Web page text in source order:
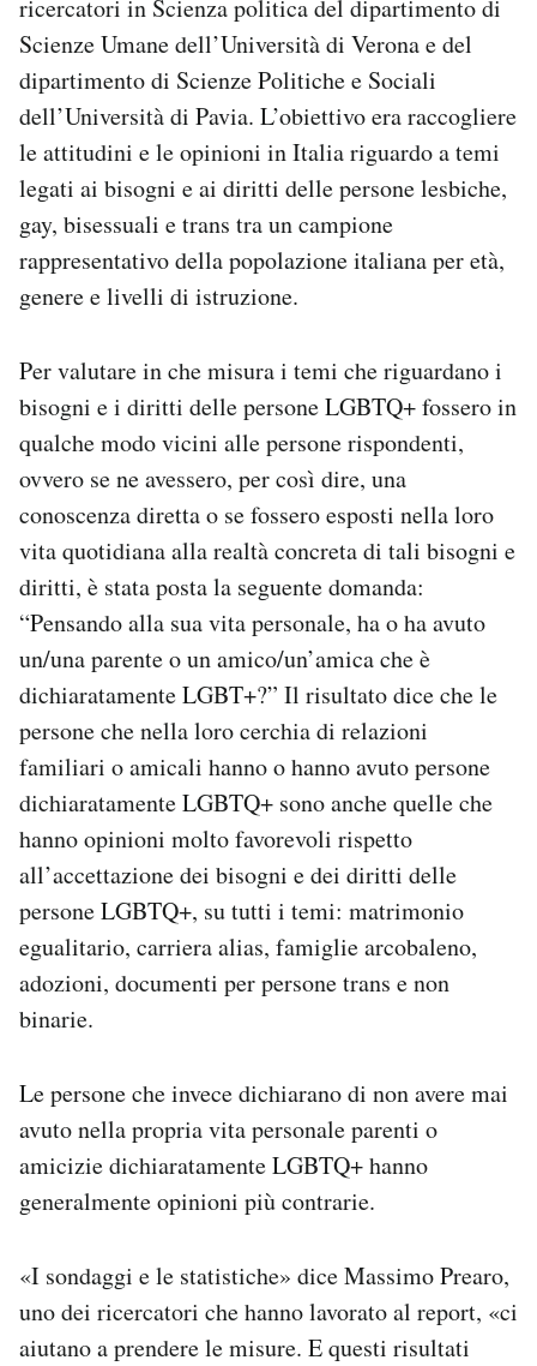
ricercatori in Scienza politica del dipartimento di
Scienze Umane dell’Università di Verona e del
dipartimento di Scienze Politiche e Sociali
dell’Università di Pavia. L’obiettivo era raccogliere
le attitudini e le opinioni in Italia riguardo a temi
legati ai bisogni e ai diritti delle persone lesbiche,
gay, bisessuali e trans tra un campione
rappresentativo della popolazione italiana per età,
genere e livelli di istruzione.
Per valutare in che misura i temi che riguardano i
bisogni e i diritti delle persone LGBTQ+ fossero in
qualche modo vicini alle persone rispondenti,
ovvero se ne avessero, per così dire, una
conoscenza diretta o se fossero esposti nella loro
vita quotidiana alla realtà concreta di tali bisogni e
diritti, è stata posta la seguente domanda:
“Pensando alla sua vita personale, ha o ha avuto
un/una parente o un amico/un’amica che è
dichiaratamente LGBT+?” Il risultato dice che le
persone che nella loro cerchia di relazioni
familiari o amicali hanno o hanno avuto persone
dichiaratamente LGBTQ+ sono anche quelle che
hanno opinioni molto favorevoli rispetto
all’accettazione dei bisogni e dei diritti delle
persone LGBTQ+, su tutti i temi: matrimonio
egualitario, carriera alias, famiglie arcobaleno,
adozioni, documenti per persone trans e non
binarie.
Le persone che invece dichiarano di non avere mai
avuto nella propria vita personale parenti o
amicizie dichiaratamente LGBTQ+ hanno
generalmente opinioni più contrarie.
«I sondaggi e le statistiche» dice Massimo Prearo,
uno dei ricercatori che hanno lavorato al report, «ci
aiutano a prendere le misure. E questi risultati